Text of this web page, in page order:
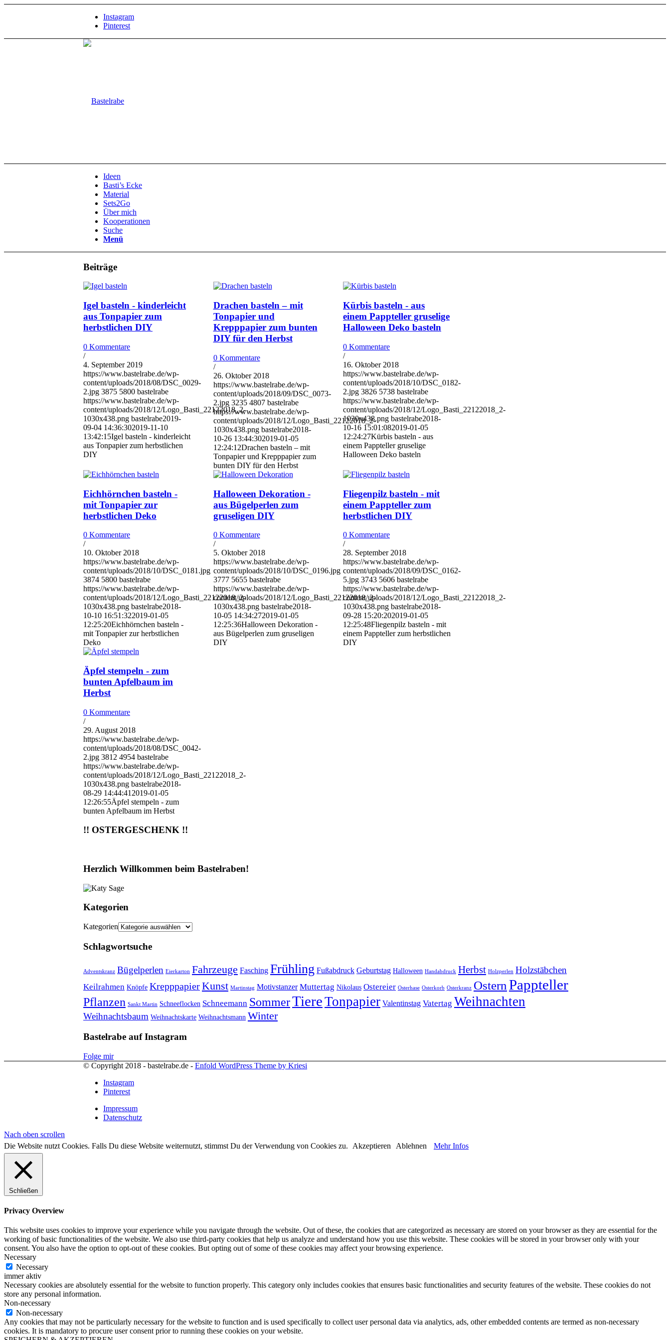
Instagram
Pinterest
Ideen
Basti’s Ecke
Material
Sets2Go
Über mich
Kooperationen
Suche
Menü
Beiträge
Igel basteln - kinderleicht
aus Tonpapier zum
herbstlichen DIY
0 Kommentare
/
4. September 2019
https://www.bastelrabe.de/wp-
content/uploads/2018/08/DSC_0029-
2.jpg 3875 5800 bastelrabe
https://www.bastelrabe.de/wp-
content/uploads/2018/12/Logo_Basti_22122018_2-
1030x438.png bastelrabe2019-
09-04 14:36:302019-11-10
13:42:15Igel basteln - kinderleicht
aus Tonpapier zum herbstlichen
DIY
Drachen basteln – mit
Tonpapier und
Krepppapier zum bunten
DIY für den Herbst
0 Kommentare
/
26. Oktober 2018
https://www.bastelrabe.de/wp-
content/uploads/2018/09/DSC_0073-
2.jpg 3235 4807 bastelrabe
https://www.bastelrabe.de/wp-
content/uploads/2018/12/Logo_Basti_22122018_2-
1030x438.png bastelrabe2018-
10-26 13:44:302019-01-05
12:24:12Drachen basteln – mit
Tonpapier und Krepppapier zum
bunten DIY für den Herbst
Kürbis basteln - aus
einem Pappteller gruselige
Halloween Deko basteln
0 Kommentare
/
16. Oktober 2018
https://www.bastelrabe.de/wp-
content/uploads/2018/10/DSC_0182-
2.jpg 3826 5738 bastelrabe
https://www.bastelrabe.de/wp-
content/uploads/2018/12/Logo_Basti_22122018_2-
1030x438.png bastelrabe2018-
10-16 15:01:082019-01-05
12:24:27Kürbis basteln - aus
einem Pappteller gruselige
Halloween Deko basteln
Eichhörnchen basteln -
mit Tonpapier zur
herbstlichen Deko
0 Kommentare
/
10. Oktober 2018
https://www.bastelrabe.de/wp-
content/uploads/2018/10/DSC_0181.jpg
3874 5800 bastelrabe
https://www.bastelrabe.de/wp-
content/uploads/2018/12/Logo_Basti_22122018_2-
1030x438.png bastelrabe2018-
10-10 16:51:322019-01-05
12:25:20Eichhörnchen basteln -
mit Tonpapier zur herbstlichen
Deko
Halloween Dekoration -
aus Bügelperlen zum
gruseligen DIY
0 Kommentare
/
5. Oktober 2018
https://www.bastelrabe.de/wp-
content/uploads/2018/10/DSC_0196.jpg
3777 5655 bastelrabe
https://www.bastelrabe.de/wp-
content/uploads/2018/12/Logo_Basti_22122018_2-
1030x438.png bastelrabe2018-
10-05 14:34:272019-01-05
12:25:36Halloween Dekoration -
aus Bügelperlen zum gruseligen
DIY
Fliegenpilz basteln - mit
einem Pappteller zum
herbstlichen DIY
0 Kommentare
/
28. September 2018
https://www.bastelrabe.de/wp-
content/uploads/2018/09/DSC_0162-
5.jpg 3743 5606 bastelrabe
https://www.bastelrabe.de/wp-
content/uploads/2018/12/Logo_Basti_22122018_2-
1030x438.png bastelrabe2018-
09-28 15:20:202019-01-05
12:25:48Fliegenpilz basteln - mit
einem Pappteller zum herbstlichen
DIY
Äpfel stempeln - zum
bunten Apfelbaum im
Herbst
0 Kommentare
/
29. August 2018
https://www.bastelrabe.de/wp-
content/uploads/2018/08/DSC_0042-
2.jpg 3812 4954 bastelrabe
https://www.bastelrabe.de/wp-
content/uploads/2018/12/Logo_Basti_22122018_2-
1030x438.png bastelrabe2018-
08-29 14:44:41 2019-01-05
12:26:55Äpfel stempeln - zum
bunten Apfelbaum im Herbst
!! OSTERGESCHENK !!
Herzlich Willkommen beim Bastelraben!
Kategorien
Kategorien
Schlagwortsuche
Adventskranz Bügelperlen Eierkarton Fahrzeuge Fasching Frühling Fußabdruck Geburtstag Halloween Handabdruck Herbst Holzperlen Holzstäbchen
Keilrahmen Knöpfe KrepppapierKunst Martinstag Motivstanzer Muttertag Nikolaus Ostereier Osterhase Osterkorb Osterkranz Ostern Pappteller
Pflanzen Sankt Martin Schneeflocken Schneemann SommerTiereTonpapier Valentinstag Vatertag Weihnachten
Weihnachtsbaum Weihnachtskarte Weihnachtsmann Winter
Bastelrabe auf Instagram
Folge mir
© Copyright 2018 - bastelrabe.de - Enfold WordPress Theme by Kriesi
Instagram
Pinterest
Impressum
Datenschutz
Nach oben scrollen
Die Website nutzt Cookies. Falls Du diese Website weiternutzt, stimmst Du der Verwendung von Cookies zu.
Akzeptieren Ablehnen Mehr Infos
Schließen
Privacy Overview
This website uses cookies to improve your experience while you navigate through the website. Out of these, the cookies that are categorized as necessary are stored on your browser as they are essential for the
working of basic functionalities of the website. We also use third-party cookies that help us analyze and understand how you use this website. These cookies will be stored in your browser only with your
consent. You also have the option to opt-out of these cookies. But opting out of some of these cookies may affect your browsing experience.
Necessary
Necessary
immer aktiv
Necessary cookies are absolutely essential for the website to function properly. This category only includes cookies that ensures basic functionalities and security features of the website. These cookies do not
store any personal information.
Non-necessary
Non-necessary
Any cookies that may not be particularly necessary for the website to function and is used specifically to collect user personal data via analytics, ads, other embedded contents are termed as non-necessary
cookies. It is mandatory to procure user consent prior to running these cookies on your website.